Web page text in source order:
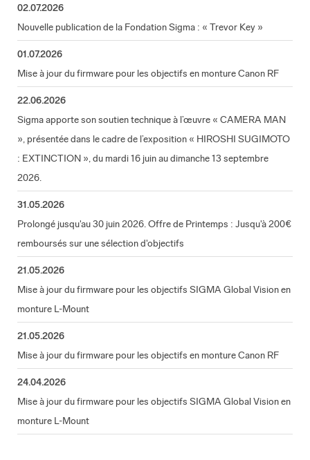
02.07.2026
Nouvelle publication de la Fondation Sigma : « Trevor Key »
01.07.2026
Mise à jour du firmware pour les objectifs en monture Canon RF
22.06.2026
Sigma apporte son soutien technique à l’œuvre « CAMERA MAN
», présentée dans le cadre de l’exposition « HIROSHI SUGIMOTO
: EXTINCTION », du mardi 16 juin au dimanche 13 septembre
2026.
31.05.2026
Prolongé jusqu'au 30 juin 2026. Offre de Printemps : Jusqu'à 200€
remboursés sur une sélection d'objectifs
21.05.2026
Mise à jour du firmware pour les objectifs SIGMA Global Vision en
monture L-Mount
21.05.2026
Mise à jour du firmware pour les objectifs en monture Canon RF
24.04.2026
Mise à jour du firmware pour les objectifs SIGMA Global Vision en
monture L-Mount